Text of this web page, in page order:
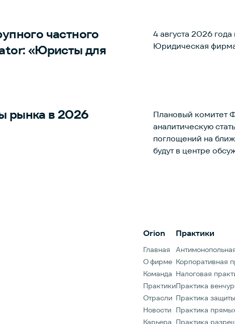
частного
«Юристы для
4 августа 2026
Юридическая
рынка в 2026
Плановый комитет
аналитическую
поглощений на ближайшие годы. Именно эти
будут в центре
Никольская
проходит при
Orion
Главная
О фирме
Команда
Практики
Отрасли
Новости
Карьера
Практики
Корпоративная
Налоговая
Практика
Практика
Практика
Практика